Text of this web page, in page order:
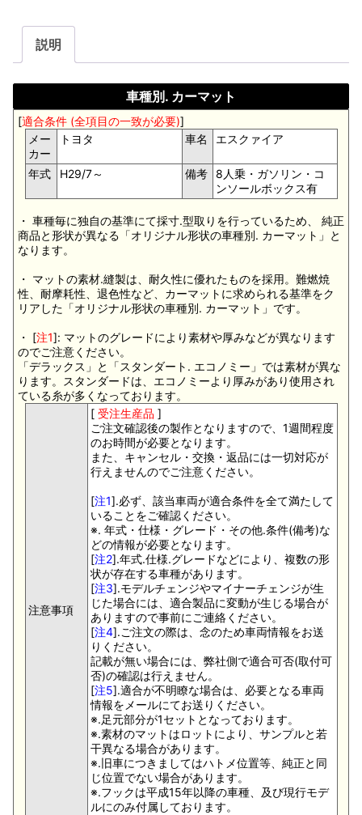
説明
車種別. カーマット
[適合条件 (全項目の一致が必要)]
メー
カー
トヨタ 車名 エスクァイア
年式 H29/7～ 備考
8人乗・ガソリン・コ
ンソールボックス有
・ 車種毎に独自の基準にて採寸.型取りを行っているため、 純正
商品と形状が異なる「オリジナル形状の車種別. カーマット」と
なります。
・ マットの素材.縫製は、耐久性に優れたものを採用。難燃焼
性、耐摩耗性、退色性など、カーマットに求められる基準をク
リアした「オリジナル形状の車種別. カーマット」です。
・ [注1]: マットのグレードにより素材や厚みなどが異なります
のでご注意ください。
「デラックス」と「スタンダート. エコノミー」では素材が異な
ります。スタンダードは、エコノミーより厚みがあり使用され
ている糸が多くなっております。
注意事項
[ 受注生産品 ]
ご注文確認後の製作となりますので、1週間程度
のお時間が必要となります。
また、キャンセル・交換・返品には一切対応が
行えませんのでご注意ください。
[注1].必ず、該当車両が適合条件を全て満たして
いることをご確認ください。
※. 年式・仕様・グレード・その他.条件(備考)な
どの情報が必要となります。
[注2].年式.仕様.グレードなどにより、複数の形
状が存在する車種があります。
[注3].モデルチェンジやマイナーチェンジが生
じた場合には、適合製品に変動が生じる場合が
ありますので事前にご連絡ください。
[注4].ご注文の際は、念のため車両情報をお送
りください。
記載が無い場合には、弊社側で適合可否(取付可
否)の確認は行えません。
[注5].適合が不明瞭な場合は、必要となる車両
情報をメールにてお送りください。
※.足元部分が1セットとなっております。
※.素材のマットはロットにより、サンプルと若
干異なる場合があります。
※.旧車につきましてはハトメ位置等、純正と同
じ位置でない場合があります。
※.フックは平成15年以降の車種、及び現行モデ
ルにのみ付属しております。